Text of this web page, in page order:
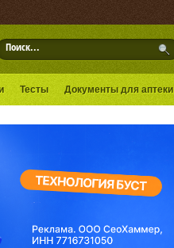
Тесты Документы для аптеки